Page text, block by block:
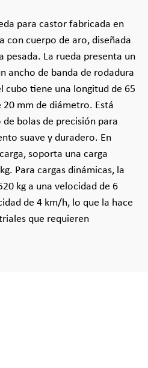
para castor fabricada en
con cuerpo de aro, diseñada
pesada. La rueda presenta un
ancho de banda de rodadura
cubo tiene una longitud de 65
mm de diámetro. Está
bolas de precisión para
suave y duradero. En
soporta una carga
Para cargas dinámicas, la
kg a una velocidad de 6
de 4 km/h, lo que la hace
que requieren